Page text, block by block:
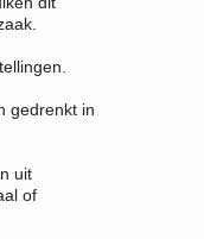
gedrenkt in
uit
of